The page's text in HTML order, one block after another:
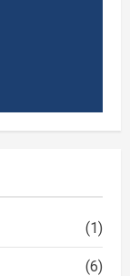
(1)
(6)